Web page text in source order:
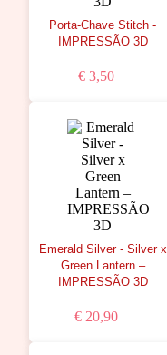
Porta-Chave Stitch -
IMPRESSÃO 3D
€ 3,50
Emerald Silver - Silver x
Green Lantern –
IMPRESSÃO 3D
€ 20,90